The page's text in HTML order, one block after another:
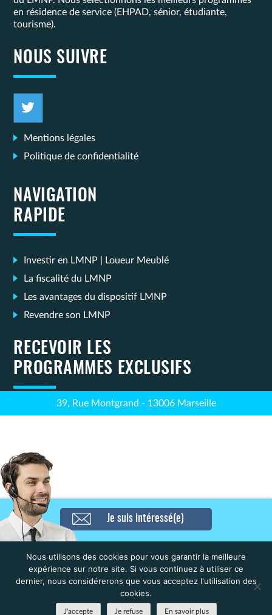
Je suis intéressé(e)
en résidence de service (EHPAD, sénior, étudiante,
tourisme).
NOUS SUIVRE
Mentions légales
Politique de confidentialité
NAVIGATION
RAPIDE
Investir en LMNP | Loueur Meublé
La fiscalité du LMNP
Les avantages du dispositif LMNP
Revendre son LMNP
RECEVOIR LES
PROGRAMMES EXCLUSIFS
39, Rue Montgrand - 13006 Marseille
Nous utilisons des cookies pour vous garantir la meilleure
expérience sur notre site. Si vous continuez à utiliser ce
dernier, nous considérerons que vous acceptez l'utilisation des
cookies.
J'accepte Je refuse En savoir plus
Navigation
l’article
Résidence Seniors – Les Jardins
d’Arcadie (Les jardins d’arcadie)
– Nantes
Résidence Etudiante – Le
Magister (Nemea) – Biot